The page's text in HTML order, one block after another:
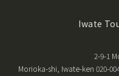
Iwate
2-9-1
Morioka-shi, Iwate-ken 020-